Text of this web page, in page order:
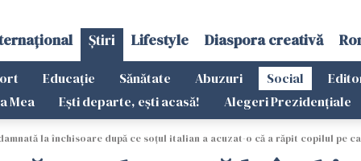
Știri Lifestyle Diaspora creativă
Educație Sănătate Abuzuri Social
Mea
Ești departe, ești acasă! Alegeri Prezidențiale
la închisoare după ce soțul italian a acuzat-o că a răpit copilul pe